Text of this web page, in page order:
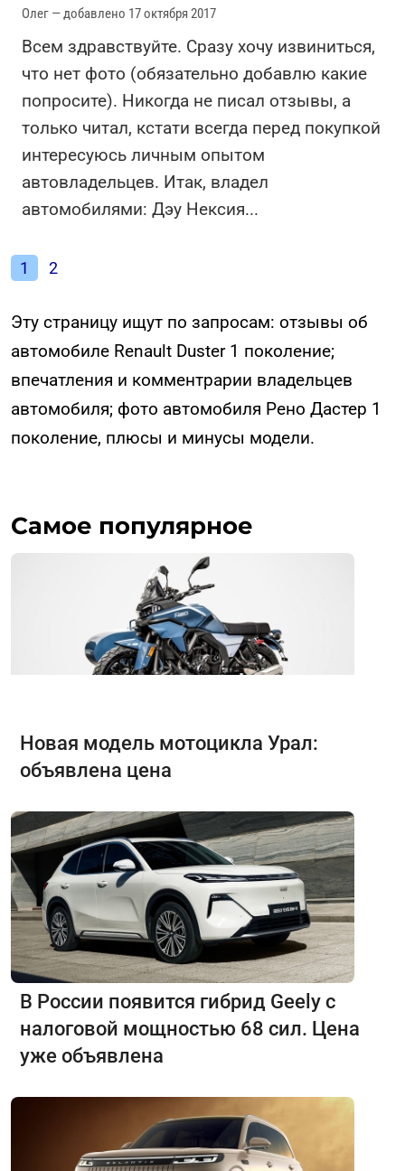
Олег — добавлено 17 октября 2017
Всем здравствуйте. Сразу хочу извиниться,
что нет фото (обязательно добавлю какие
попросите). Никогда не писал отзывы, а
только читал, кстати всегда перед покупкой
интересуюсь личным опытом
автовладельцев. Итак, владел
автомобилями: Дэу Нексия...
1 2
Эту страницу ищут по запросам: отзывы об
автомобиле Renault Duster 1 поколение;
впечатления и комментрарии владельцев
автомобиля; фото автомобиля Рено Дастер 1
поколение, плюсы и минусы модели.
Самое популярное
Новая модель мотоцикла Урал:
объявлена цена
В России появится гибрид Geely с
налоговой мощностью 68 сил. Цена
уже объявлена